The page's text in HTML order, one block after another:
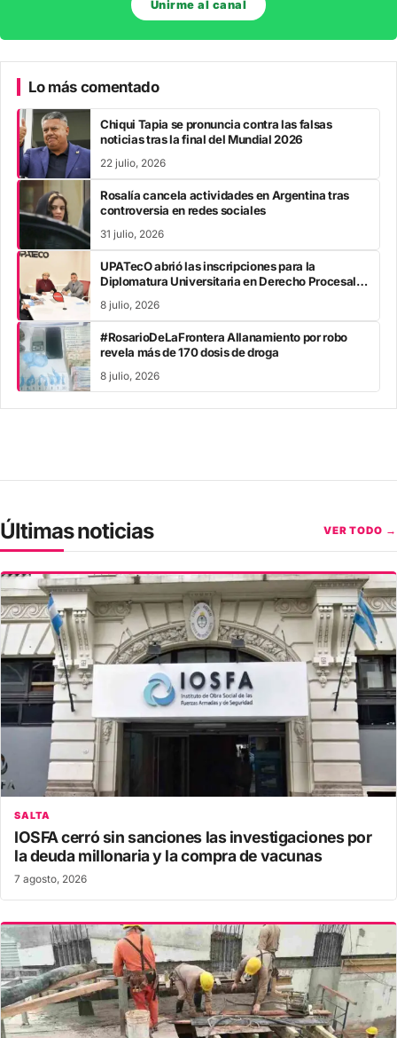
Unirme al canal
Lo más comentado
Chiqui Tapia se pronuncia contra las falsas
noticias tras la final del Mundial 2026
22 julio, 2026
Rosalía cancela actividades en Argentina tras
controversia en redes sociales
31 julio, 2026
UPATecO abrió las inscripciones para la
Diplomatura Universitaria en Derecho Procesal
8 julio, 2026
#RosarioDeLaFrontera Allanamiento por robo
revela más de 170 dosis de droga
8 julio, 2026
Últimas noticias VER TODO →
SALTA
IOSFA cerró sin sanciones las investigaciones por
la deuda millonaria y la compra de vacunas
7 agosto, 2026